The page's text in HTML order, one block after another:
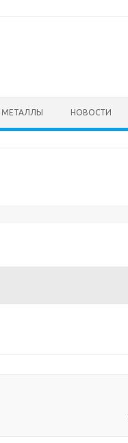
МЕТАЛЛЫ НОВОСТИ